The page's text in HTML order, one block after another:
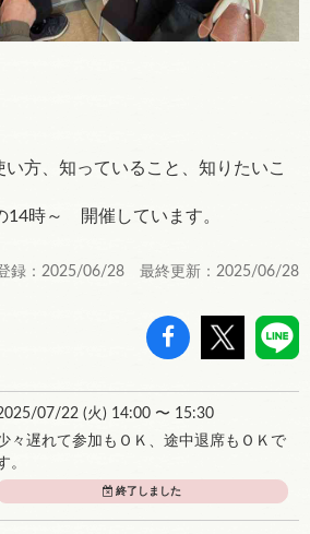
方、知っていること、知りたいこ
14時～ 開催しています。
録：2025/06/28 最終更新：2025/06/28
07/22 (火 ) 14:00 〜 15:30
々遅れて参加もＯＫ、途中退席もＯＫで
。
終了しました